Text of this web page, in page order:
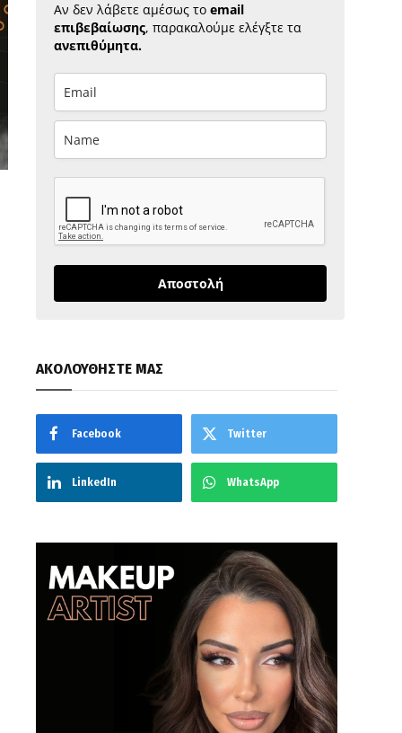
Αν δεν λάβετε αμέσως το email
επιβεβαίωσης, παρακαλούμε ελέγξτε τα
ανεπιθύμητα.
Αποστολή
ΑΚΟΛΟΥΘΗΣΤΕ ΜΑΣ
Facebook Twitter
LinkedIn WhatsApp